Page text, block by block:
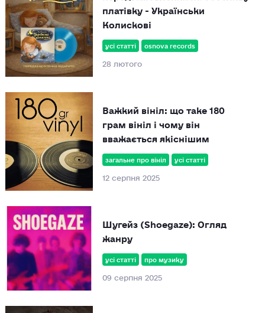
усі статті osnova records
28 лютого
платівку - Українськи
Колискові
загальне про вініл усі статті
12 серпня 2025
Важкий вініл: що таке 180
грам вініл і чому він
вважається якіснішим
усі статті про музику
09 серпня 2025
Шугейз (Shoegaze): Огляд
жанру